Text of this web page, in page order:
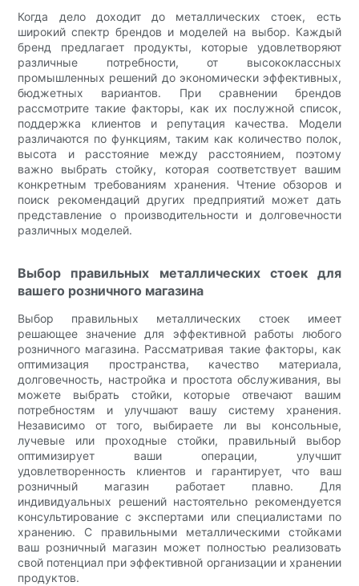
Когда дело доходит до металлических стоек, есть
широкий спектр брендов и моделей на выбор. Каждый
бренд предлагает продукты, которые удовлетворяют
различные потребности, от высококлассных
промышленных решений до экономически эффективных,
бюджетных вариантов. При сравнении брендов
рассмотрите такие факторы, как их послужной список,
поддержка клиентов и репутация качества. Модели
различаются по функциям, таким как количество полок,
высота и расстояние между расстоянием, поэтому
важно выбрать стойку, которая соответствует вашим
конкретным требованиям хранения. Чтение обзоров и
поиск рекомендаций других предприятий может дать
представление о производительности и долговечности
различных моделей.
Выбор правильных металлических стоек для
вашего розничного магазина
Выбор правильных металлических стоек имеет
решающее значение для эффективной работы любого
розничного магазина. Рассматривая такие факторы, как
оптимизация пространства, качество материала,
долговечность, настройка и простота обслуживания, вы
можете выбрать стойки, которые отвечают вашим
потребностям и улучшают вашу систему хранения.
Независимо от того, выбираете ли вы консольные,
лучевые или проходные стойки, правильный выбор
оптимизирует ваши операции, улучшит
удовлетворенность клиентов и гарантирует, что ваш
розничный магазин работает плавно. Для
индивидуальных решений настоятельно рекомендуется
консультирование с экспертами или специалистами по
хранению. С правильными металлическими стойками
ваш розничный магазин может полностью реализовать
свой потенциал при эффективной организации и хранении
продуктов.